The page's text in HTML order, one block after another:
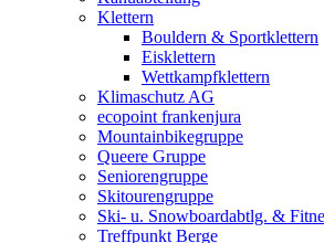
Klettern
Bouldern & Sportklettern
Eisklettern
Wettkampfklettern
Klimaschutz AG
ecopoint frankenjura
Mountainbikegruppe
Queere Gruppe
Seniorengruppe
Skitourengruppe
Ski- u. Snowboardabtlg. &
Treffpunkt Berge